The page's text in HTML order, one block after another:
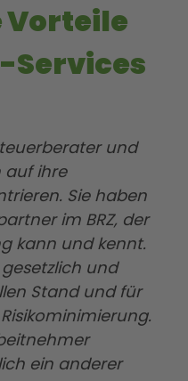
Vorteile
Services
und
auf ihre
Sie haben
im BRZ, der
kann und kennt.
und
Stand und für
ein anderer